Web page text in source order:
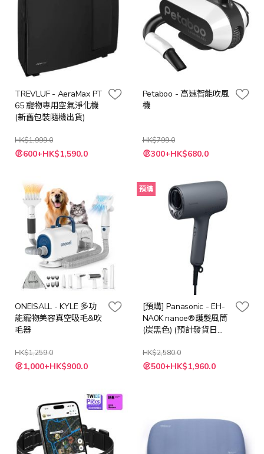
TREVLUF - AeraMax PT
65 寵物專用空氣淨化機
(新舊包裝隨機出貨)
HK$1,999.0
特
殊 600+HK$1,590.0
Petaboo - 高速智能吹風
機
HK$799.0
特
殊 300+HK$680.0
ONEISALL - KYLE 多功
能寵物美容真空吸毛&吹
毛器
HK$1,259.0
特
殊 1,000+HK$900.0
預購
[預購] Panasonic - EH-
NA0K nanoe®護髮風筒
(炭黑色) (預計發貨日期:
HK$2,580.0
特
殊 500+HK$1,960.0